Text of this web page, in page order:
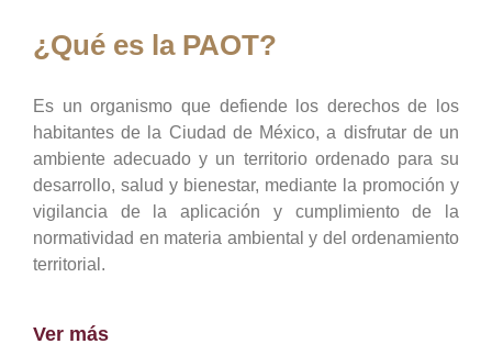
¿Qué es la PAOT?
Es un organismo que defiende los derechos de los
habitantes de la Ciudad de México, a disfrutar de un
ambiente adecuado y un territorio ordenado para su
desarrollo, salud y bienestar, mediante la promoción y
vigilancia de la aplicación y cumplimiento de la
normatividad en materia ambiental y del ordenamiento
territorial.
Ver más